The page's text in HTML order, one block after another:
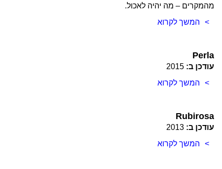
מהמקרים – מה יהיה לאכול.
המשך לקרוא
Perla
עודכן ב: 2015
המשך לקרוא
Rubirosa
עודכן ב: 2013
המשך לקרוא